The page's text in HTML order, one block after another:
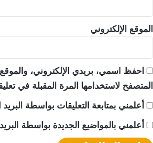
الموقع الإلكتروني
احفظ اسمي، بريدي الإلكتروني،
المتصفح لاستخدامها المرة المقبلة في
أعلمني بمتابعة التعليقات بواسطة البريد
أعلمني بالمواضيع الجديدة بواسطة